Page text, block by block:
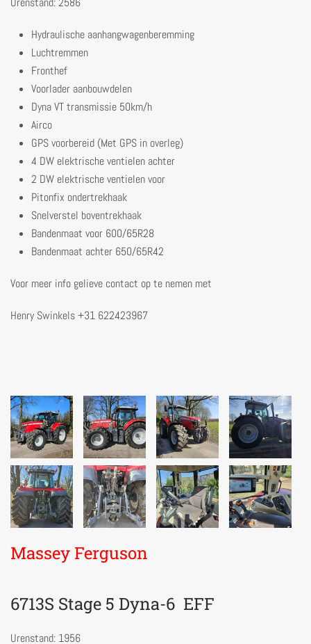
Hydraulische aanhangwagenberemming
Luchtremmen
Fronthef
Voorlader aanbouwdelen
Dyna VT transmissie 50km/h
Airco
GPS voorbereid (Met GPS in overleg)
4 DW elektrische ventielen achter
2 DW elektrische ventielen voor
Pitonfix ondertrekhaak
Snelverstel boventrekhaak
Bandenmaat voor 600/65R28
Bandenmaat achter 650/65R42
Voor meer info gelieve contact op te nemen met
Henry Swinkels +31 622423967
Massey Ferguson
6713S Stage 5 Dyna-6 EFF
Urenstand: 1956